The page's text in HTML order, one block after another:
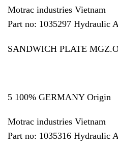
Motrac industries
Part no: 1035297 Hydraulic
SANDWICH PLATE
5 100% GERMANY
Motrac industries
Part no: 1035316 Hydraulic